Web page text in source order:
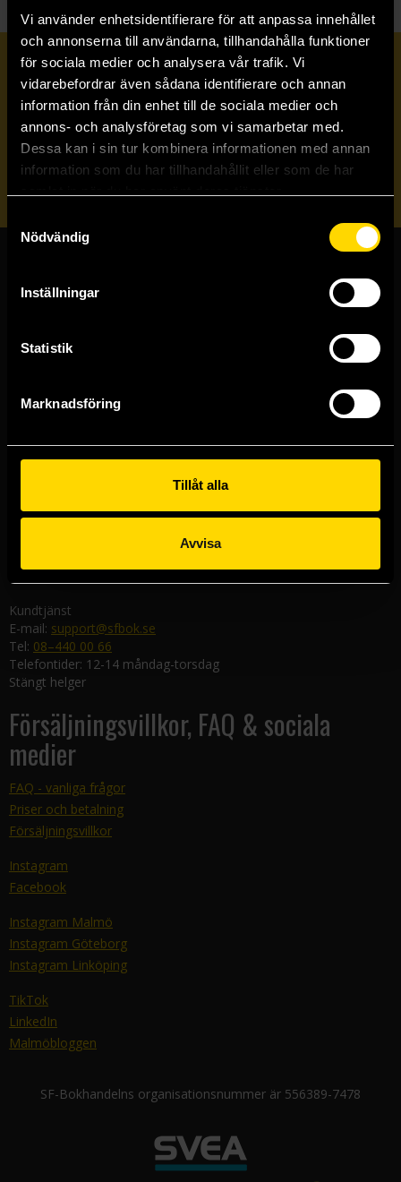
Vi använder enhetsidentifierare för att anpassa innehållet
och annonserna till användarna, tillhandahålla funktioner
för sociala medier och analysera vår trafik. Vi
vidarebefordrar även sådana identifierare och annan
information från din enhet till de sociala medier och
annons- och analysföretag som vi samarbetar med.
Dessa kan i sin tur kombinera informationen med annan
information som du har tillhandahållit eller som de har
Nödvändig
Inställningar
Statistik
Marknadsföring
Tillåt alla
Avvisa
Prenumerera på vårt nyhetsbrev
Veckobrevet
Skicka
Butiker & kundtjänst
Västerlånggatan 48
Göteborgsbutiken
Kungsgatan 19
Malmöbutiken
582 19 Linköping
Kundtjänst
E-mail: support@sfbok.se
Tel: 08–440 00 66
Telefontider: 12-14 måndag-torsdag
Stängt helger
Försäljningsvillkor, FAQ & sociala
medier
FAQ - vanliga frågor
Priser och betalning
Försäljningsvillkor
Instagram
Facebook
Instagram Malmö
Instagram Göteborg
Instagram Linköping
TikTok
LinkedIn
Malmöbloggen
SF-Bokhandelns organisationsnummer är 556389-7478